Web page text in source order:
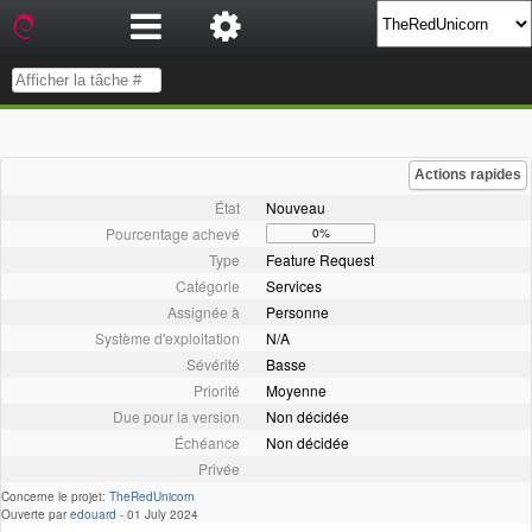
Actions rapides
État
Nouveau
Pourcentage achevé
0%
Type
Feature Request
Catégorie
Services
Assignée à
Personne
Système d'exploitation
N/A
Sévérité
Basse
Priorité
Moyenne
Due pour la version
Non décidée
Échéance
Non décidée
Privée
Concerne le projet: TheRedUnicorn
Ouverte paredouard - 01 July 2024